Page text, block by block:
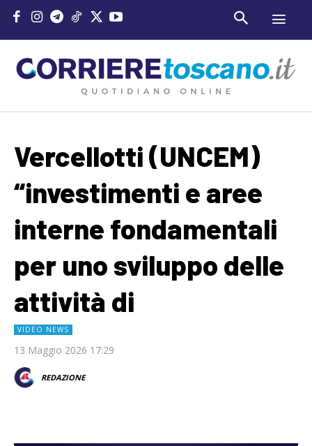
Vercellotti (UNCEM)
“investimenti e aree
interne fondamentali
per uno sviluppo delle
attività di
VIDEO NEWS
13 Maggio 2026 17:29
REDAZIONE